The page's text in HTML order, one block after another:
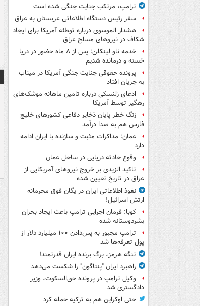
ترامپ، مرتکب جنایت جنگی شده است
سفر رئیس دستگاه اطلاعاتی عربستان به عراق
هشدار الموسوی درباره توطئه آمریکا برای ایجاد
شکاف در نیروهای مسلح عراق
خدمه ناو لینکلن: پس از ۸ ماه حضور در دریا
خسته و درمانده‌ شدیم
پرونده حقوقی جنایت جنگی آمریکا در میناب
به جریان افتاد
ادعای زلنسکی درباره تامین ماهانه موشک‌های
رهگیر توسط آمریکا
زنگ خطر پایان ذخایر دفاعی کشورهای خلیج
فارس هم به صدا درآمد
عمان: مذاکرات مثبت و سازنده با ایران ادامه
دارد
وقوع حادثه دریایی در ساحل عمان
تاکید الزیدی بر خروج نیروهای آمریکایی از
عراق در تاریخ تعیین شده
نفوذ اطلاعاتی ایران در یگان فوق محرمانه
ارتش اسرائیل!
کوبا: فرمان اجرایی ترامپ باعث ایجاد بحران
بشردوستانه شده
ترامپ مجبور به پس‌دادن ۱۰۰ میلیارد دلار از
پول تعرفه‌ها شد
تنگه هرمز، برگ برنده ایران قدرتمند!
راهبرد ایران "پنتاگون" را شکست می‌دهد
وکیل ترامپ در پرونده حق‌السکوت، وزیر
دادگستری شد
حتی اوکراین هم به ترکیه حمله کرد